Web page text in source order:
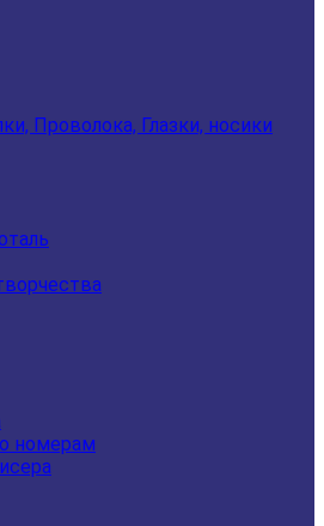
Проволока, Глазки, носики
номерам